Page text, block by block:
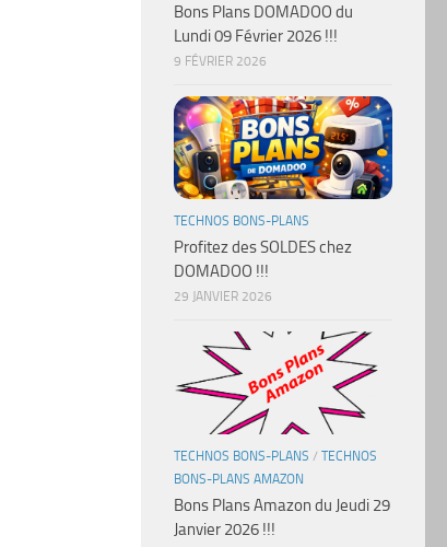
Bons Plans DOMADOO du
Lundi 09 Février 2026 !!!
9 FÉVRIER 2026
TECHNOS BONS-PLANS
Profitez des SOLDES chez
DOMADOO !!!
29 JANVIER 2026
TECHNOS BONS-PLANS / TECHNOS
BONS-PLANS AMAZON
Bons Plans Amazon du Jeudi 29
Janvier 2026 !!!